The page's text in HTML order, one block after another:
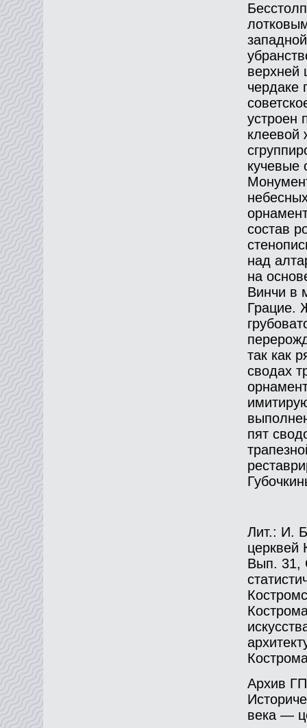
верхней
чердаке
устроен
клеевой
кучевые
состав
над
на
Винчи в
Грацие.
так как
сводах
пят
Лит.: И.
церквей
Вып. 31,
Архив
века —